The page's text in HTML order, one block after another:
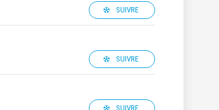
SUIVRE
SUIVRE
SUIVRE